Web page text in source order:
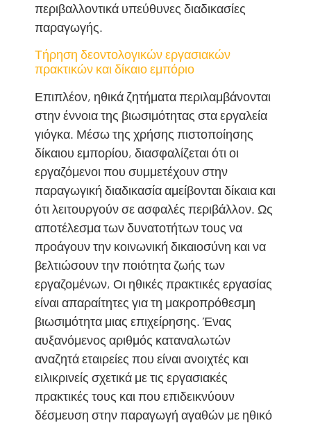
περιβαλλοντικά υπεύθυνες διαδικασίες
παραγωγής.
Τήρηση δεοντολογικών εργασιακών
πρακτικών και δίκαιο εμπόριο
Επιπλέον, ηθικά ζητήματα περιλαμβάνονται
στην έννοια της βιωσιμότητας στα εργαλεία
γιόγκα. Μέσω της χρήσης πιστοποίησης
δίκαιου εμπορίου, διασφαλίζεται ότι οι
εργαζόμενοι που συμμετέχουν στην
παραγωγική διαδικασία αμείβονται δίκαια και
ότι λειτουργούν σε ασφαλές περιβάλλον. Ως
αποτέλεσμα των δυνατοτήτων τους να
προάγουν την κοινωνική δικαιοσύνη και να
βελτιώσουν την ποιότητα ζωής των
εργαζομένων, Οι ηθικές πρακτικές εργασίας
είναι απαραίτητες για τη μακροπρόθεσμη
βιωσιμότητα μιας επιχείρησης. Ένας
αυξανόμενος αριθμός καταναλωτών
αναζητά εταιρείες που είναι ανοιχτές και
ειλικρινείς σχετικά με τις εργασιακές
πρακτικές τους και που επιδεικνύουν
δέσμευση στην παραγωγή αγαθών με ηθικό